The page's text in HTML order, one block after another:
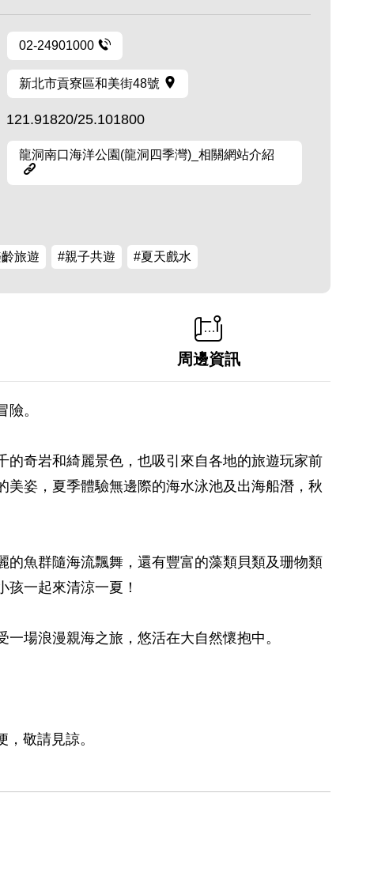
02-24901000
新北市貢寮區和美街48號
121.91820/25.101800
龍洞南口海洋公園(龍洞四季灣)_相關網站介紹
旅遊 #親子共遊 #夏天戲水
周邊資訊
。
奇岩和綺麗景色，也吸引來自各地的旅遊玩家前
姿，夏季體驗無邊際的海水泳池及出海船潛，秋
魚群隨海流飄舞，還有豐富的藻類貝類及珊物類
一起來清涼一夏！
場浪漫親海之旅，悠活在大自然懷抱中。
敬請見諒。